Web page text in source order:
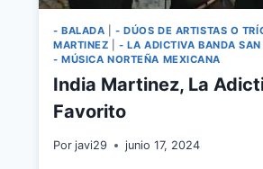
- BALADA |- DÚOS DE ARTISTAS O
MARTINEZ |- LA ADICTIVA BANDA
- MÚSICA NORTEÑA MEXICANA
India Martinez, La
Favorito
Por javi29 junio 17, 2024